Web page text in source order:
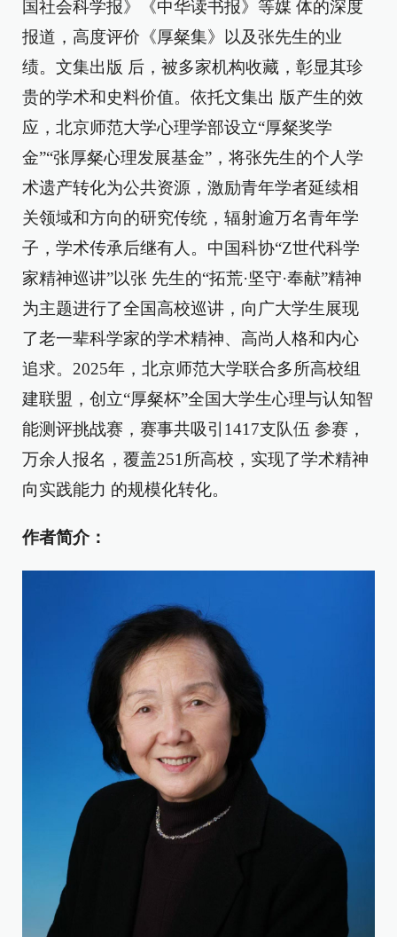
国社会科学报》《中华读书报》等媒 体的深度
报道，高度评价《厚粲集》以及张先生的业
绩。文集出版 后，被多家机构收藏，彰显其珍
贵的学术和史料价值。依托文集出 版产生的效
应，北京师范大学心理学部设立“厚粲奖学
金”“张厚粲心理发展基金”，将张先生的个人学
术遗产转化为公共资源，激励青年学者延续相
关领域和方向的研究传统，辐射逾万名青年学
子，学术传承后继有人。中国科协“Z世代科学
家精神巡讲”以张 先生的“拓荒·坚守·奉献”精神
为主题进行了全国高校巡讲，向广大学生展现
了老一辈科学家的学术精神、高尚人格和内心
追求。2025年，北京师范大学联合多所高校组
建联盟，创立“厚粲杯”全国大学生心理与认知智
能测评挑战赛，赛事共吸引1417支队伍 参赛，
万余人报名，覆盖251所高校，实现了学术精神
向实践能力 的规模化转化。
作者简介：